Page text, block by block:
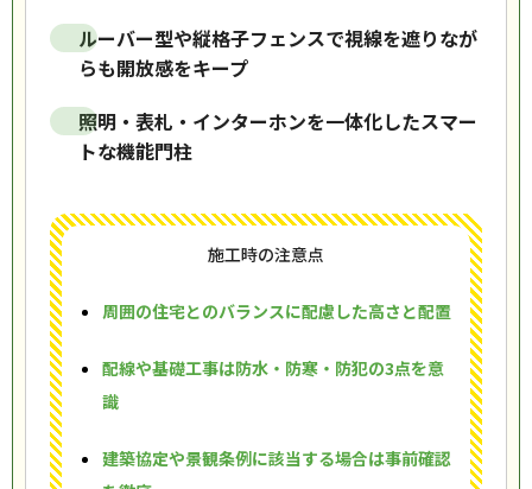
ルーバー型や縦格子フェンスで視線を遮りなが
らも開放感をキープ
照明・表札・インターホンを一体化したスマー
トな機能門柱
施工時の注意点
周囲の住宅とのバランスに配慮した高さと配置
配線や基礎工事は防水・防寒・防犯の3点を意
識
建築協定や景観条例に該当する場合は事前確認